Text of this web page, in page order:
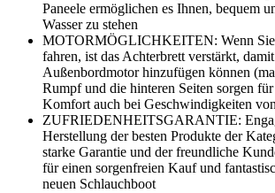
Paneele ermöglichen es Ihnen, bequem
Wasser zu stehen
MOTORMÖGLICHKEITEN: Wenn Sie
fahren, ist das Achterbrett verstärkt,
Außenbordmotor hinzufügen können
Rumpf und die hinteren Seiten sorgen
Komfort auch bei Geschwindigkeiten
ZUFRIEDENHEITSGARANTIE:
Herstellung der besten Produkte der
starke Garantie und der freundliche
für einen sorgenfreien Kauf und
neuen Schlauchboot